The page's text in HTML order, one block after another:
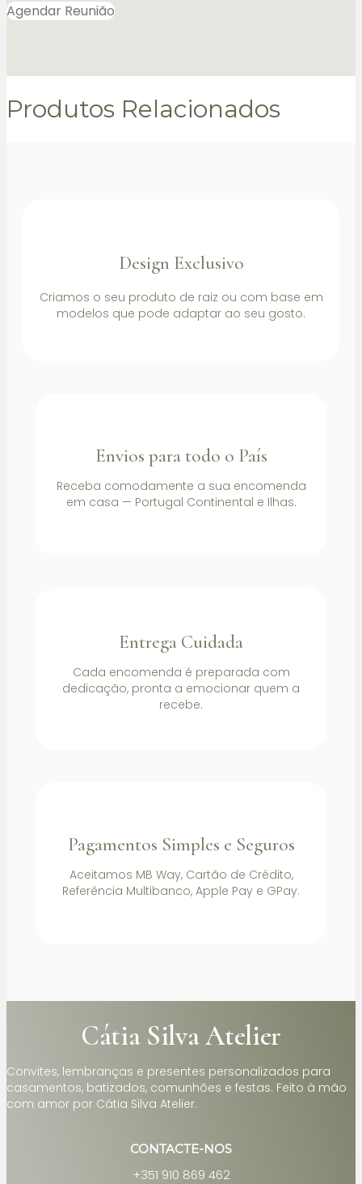
Agendar Reunião
Produtos Relacionados
Design Exclusivo
Criamos o seu produto de raiz ou com base em
modelos que pode adaptar ao seu gosto.
Envios para todo o País
Receba comodamente a sua encomenda
em casa — Portugal Continental e Ilhas.
Entrega Cuidada
Cada encomenda é preparada com
dedicação, pronta a emocionar quem a
recebe.
Pagamentos Simples e Seguros
Aceitamos MB Way, Cartão de Crédito,
Referência Multibanco, Apple Pay e GPay.
Cátia Silva Atelier
Convites, lembranças e presentes personalizados para
casamentos, batizados, comunhões e festas. Feito à mão
com amor por Cátia Silva Atelier.
CONTACTE-NOS
+351 910 869 462